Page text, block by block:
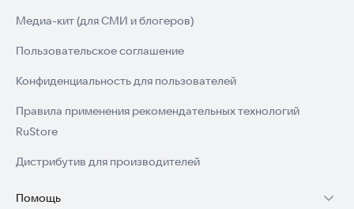
Медиа-кит (для СМИ и блогеров)
Пользовательское соглашение
Конфиденциальность для пользователей
Правила применения рекомендательных технологий
RuStore
Дистрибутив для производителей
Помощь